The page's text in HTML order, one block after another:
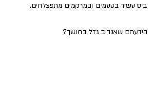
ביס עשיר בטעמים ובמרקמים מתפצלחים.
הידעתם שאנדיב גדל בחושך?